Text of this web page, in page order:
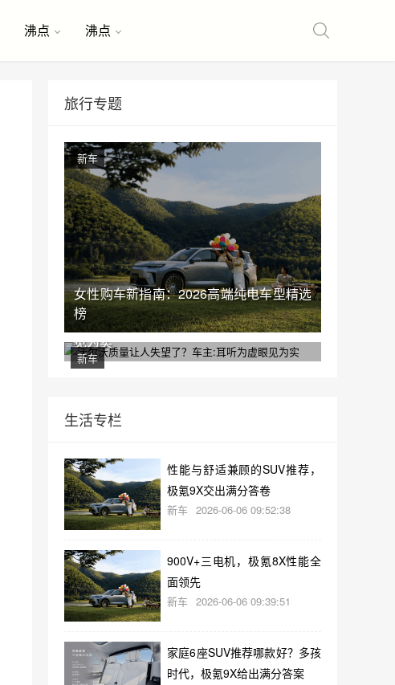
沸点 沸点
旅行专题
女性购车新指南：2026高端纯电车型精选
榜
新车
沃尔沃质量让人失望了？车主:耳听为虚眼
见为实
新车
生活专栏
性能与舒适兼顾的SUV推荐，
极氪9X交出满分答卷
新车 2026-06-06 09:52:38
900V+三电机，极氪8X性能全
面领先
新车 2026-06-06 09:39:51
家庭6座SUV推荐哪款好？多孩
时代，极氪9X给出满分答案